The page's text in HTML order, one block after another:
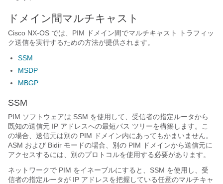
ドメイン間マルチキャスト
Cisco NX-OS では、PIM ドメイン間でマルチキャスト トラフィッ
ク送信を実行するための方法が提供されます。
SSM
MSDP
MBGP
SSM
PIM ソフトウェアは SSM を使用して、受信者の指定ルータから
既知の送信元 IP アドレスへの最短パス ツリーを構築します。こ
の場合、送信元は別の PIM ドメイン内にあってもかまいません。
ASM および Bidir モードの場合、別の PIM ドメインから送信元に
アクセスするには、別のプロトコルを使用する必要があります。
ネットワークで PIM をイネーブルにすると、SSM を使用し、受
信者の指定ルータが IP アドレスを把握している任意のマルチキャ